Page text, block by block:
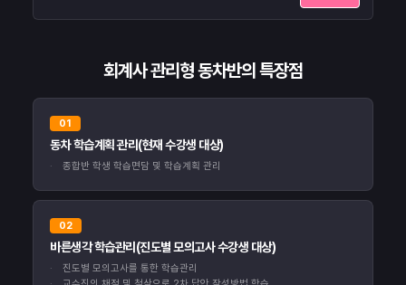
회계사 관리형 동차반의 특장점
01
동차 학습계획 관리(현재 수강생 대상)
종합반 학생 학습면담 및 학습계획 관리
02
바른생각 학습관리(진도별 모의고사 수강생 대상)
진도별 모의고사를 통한 학습관리